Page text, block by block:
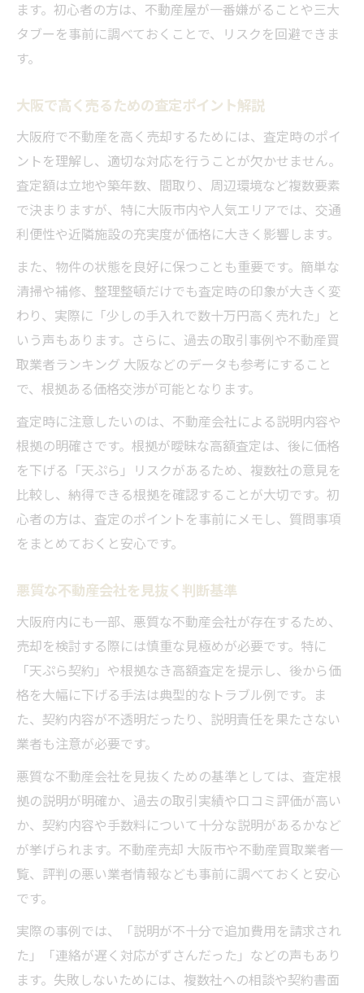
ます。初心者の方は、不動産屋が一番嫌がることや三大
タブーを事前に調べておくことで、リスクを回避できま
す。
大阪で高く売るための査定ポイント解説
大阪府で不動産を高く売却するためには、査定時のポイ
ントを理解し、適切な対応を行うことが欠かせません。
査定額は立地や築年数、間取り、周辺環境など複数要素
で決まりますが、特に大阪市内や人気エリアでは、交通
利便性や近隣施設の充実度が価格に大きく影響します。
また、物件の状態を良好に保つことも重要です。簡単な
清掃や補修、整理整頓だけでも査定時の印象が大きく変
わり、実際に「少しの手入れで数十万円高く売れた」と
いう声もあります。さらに、過去の取引事例や不動産買
取業者ランキング 大阪などのデータも参考にすること
で、根拠ある価格交渉が可能となります。
査定時に注意したいのは、不動産会社による説明内容や
根拠の明確さです。根拠が曖昧な高額査定は、後に価格
を下げる「天ぷら」リスクがあるため、複数社の意見を
比較し、納得できる根拠を確認することが大切です。初
心者の方は、査定のポイントを事前にメモし、質問事項
をまとめておくと安心です。
悪質な不動産会社を見抜く判断基準
大阪府内にも一部、悪質な不動産会社が存在するため、
売却を検討する際には慎重な見極めが必要です。特に
「天ぷら契約」や根拠なき高額査定を提示し、後から価
格を大幅に下げる手法は典型的なトラブル例です。ま
た、契約内容が不透明だったり、説明責任を果たさない
業者も注意が必要です。
悪質な不動産会社を見抜くための基準としては、査定根
拠の説明が明確か、過去の取引実績や口コミ評価が高い
か、契約内容や手数料について十分な説明があるかなど
が挙げられます。不動産売却 大阪市や不動産買取業者一
覧、評判の悪い業者情報なども事前に調べておくと安心
です。
実際の事例では、「説明が不十分で追加費用を請求され
た」「連絡が遅く対応がずさんだった」などの声もあり
ます。失敗しないためには、複数社への相談や契約書面